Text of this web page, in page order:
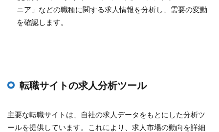
ニア」などの職種に関する求人情報を分析し、需要の変動
を確認します。
転職サイトの求人分析ツール
主要な転職サイトは、自社の求人データをもとにした分析ツ
ールを提供しています。これにより、求人市場の動向を詳細